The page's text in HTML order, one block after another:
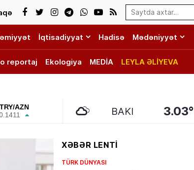
Search…
İqtisadiyyat Hadisə Mədəniyyət
reportaj Ekologiya MEDİA LEYLA ƏLİYEVA
TRY/AZN
BAKI 3.03°
XƏBƏR LENTİ
TÜRK DÜNYASI